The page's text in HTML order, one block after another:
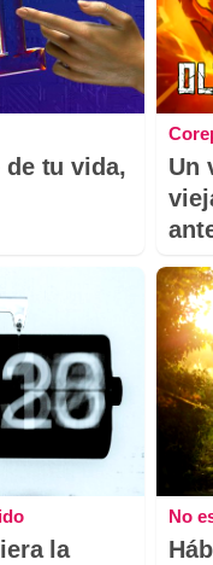
de tu vida,
Un
la
No